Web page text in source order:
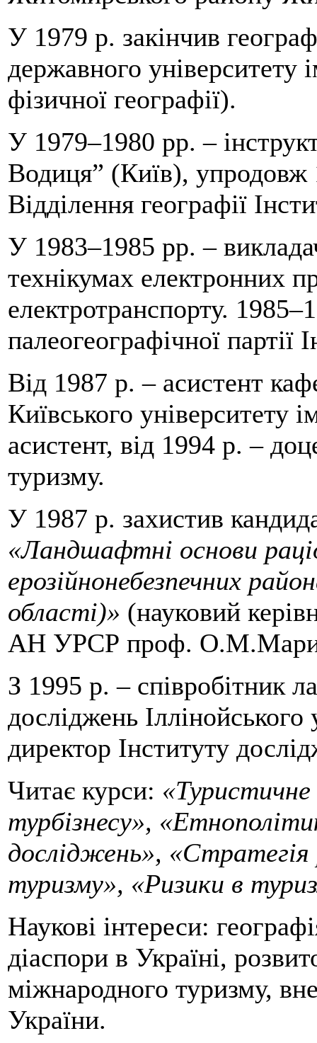
У 1979 р. закінчив
державного
фізичної географії).
У 1979–1980 рр. –
Водиця” (Київ), упродовж
Відділення географії
У 1983–1985 рр. –
технікумах електронних
електротранспорту.
палеогеографічної
Від 1987 р. – асистент
Київського
асистент, від 1994 р. –
туризму.
У 1987 р. захистив
«Ландшафтні основи
ерозійнонебезпечних
області)» (науковий
АН УРСР проф.
З 1995 р. – співробітник
досліджень
директор Інституту
Читає курси:
турбізнесу»,
досліджень», «Стратегія
туризму», «Ризики в
Наукові інтереси:
діаспори в Україні,
міжнародного туризму,
України.